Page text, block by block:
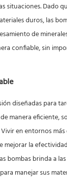
situaciones. Dado
duros, las
de
confiable, sin
diseñadas para
manera eficiente,
en entornos
mejorar la
bombas brinda a
manejar sus